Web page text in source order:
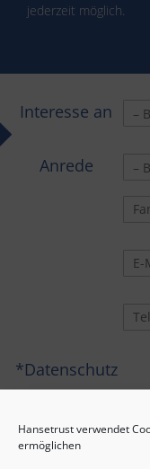
Hansetrust verwendet
ermöglichen
jederzeit möglich.
Interesse an
Anrede
*Datenschutz